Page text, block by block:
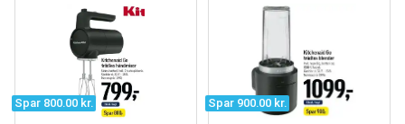
Spar 800.00 kr. Spar 900.00 kr.